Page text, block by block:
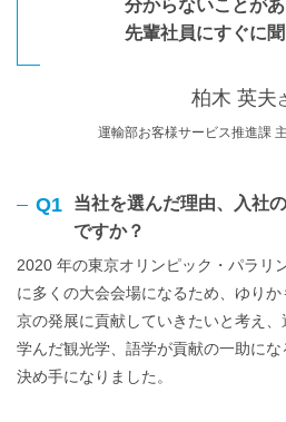
分からないことが
先輩社員にすぐに
柏木 英夫
運輸部お客様サービス推進課
Q1
当社を選んだ理由、入社
ですか？
2020 年の東京オリンピック・パラリ
に多くの大会会場になるため、ゆり
京の発展に貢献していきたいと考え
学んだ観光学、語学が貢献の一助に
決め手になりました。